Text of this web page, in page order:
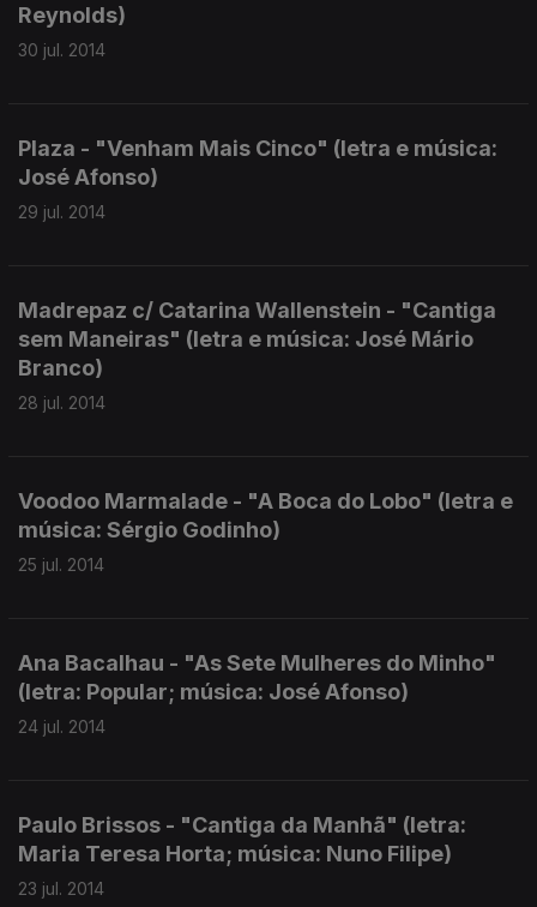
Reynolds)
30 jul. 2014
Plaza - "Venham Mais Cinco" (letra e música:
José Afonso)
29 jul. 2014
Madrepaz c/ Catarina Wallenstein - "Cantiga
sem Maneiras" (letra e música: José Mário
Branco)
28 jul. 2014
Voodoo Marmalade - "A Boca do Lobo" (letra e
música: Sérgio Godinho)
25 jul. 2014
Ana Bacalhau - "As Sete Mulheres do Minho"
(letra: Popular; música: José Afonso)
24 jul. 2014
Paulo Brissos - "Cantiga da Manhã" (letra:
Maria Teresa Horta; música: Nuno Filipe)
23 jul. 2014